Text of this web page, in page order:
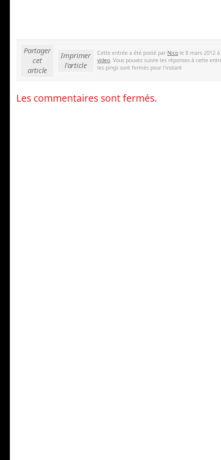
Partager
cet
article
Imprimer
l'article
Cette entrée a été posté par Nico le 8 mars 2012
video. Vous pouvez suivre les réponses à cette
les pings sont fermés pour l'instant
Les commentaires sont fermés.